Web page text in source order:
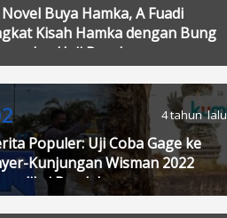
Buya Hamka, A Fuadi
Kisah Hamka dengan Bung
dan Haji Rasul
4 tahun lalu
Populer: Uji Coba Gage ke
Kunjungan Wisman 2022
Rendah